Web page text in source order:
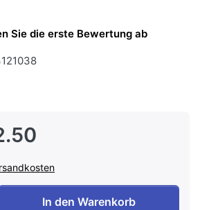
Sie die erste Bewertung ab
517162 GK 4330 FT Glaskeramik-
In den Warenkorb